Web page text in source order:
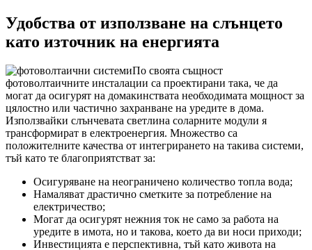
Удобства от използване на слънцето
като източник на енергията
По своята същност
фотоволтаичните инсталации са проектирани така, че да
могат да осигурят на домакинствата необходимата мощност за
цялостно или частично захранване на уредите в дома.
Използвайки слънчевата светлина соларните модули я
трансформират в електроенергия. Множество са
положителните качества от интегрирането на такива системи,
тъй като те благоприятстват за:
Осигуряване на неограничено количество топла вода;
Намаляват драстично сметките за потребление на
електричество;
Могат да осигурят нежния ток не само за работа на
уредите в имота, но и такова, което да ви носи приходи;
Инвестицията е перспективна, тъй като живота на